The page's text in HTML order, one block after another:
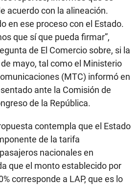
acuerdo con la alineación.
en ese proceso con el Estado.
que sí que pueda firmar”,
de El Comercio sobre, si la
mayo, tal como el Ministerio
(MTC) informó en
ante la Comisión de
de la República.
contempla que el Estado
de la tarifa
nacionales en
que el monto establecido por
corresponde a LAP, que es lo